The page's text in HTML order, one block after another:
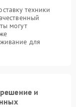
техники
могут
для
и